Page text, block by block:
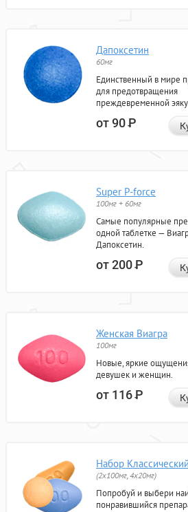
Дапоксетин
60мг
Единственный в мире
для предотвращения
преждевременной
от 90Р
Super P-force
100мг + 60мг
Самые популярные
одной таблетке —
Дапоксетин.
от 200Р
Женская Виагра
100мг
Новые, яркие
девушек и женщин.
от 116Р
Набор Классический
(2x100мг, 4x20мг)
Попробуй и выбери
понравившийся